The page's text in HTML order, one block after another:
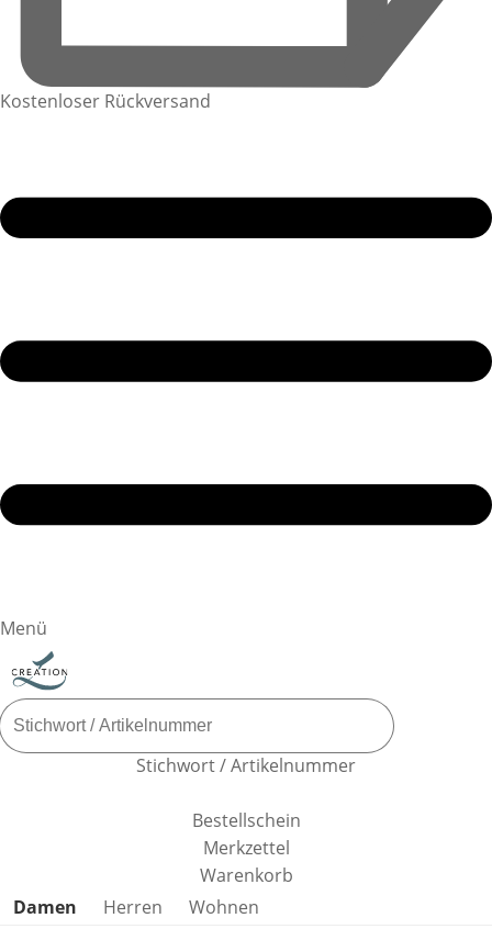
Kostenloser Rückversand
Menü
Stichwort / Artikelnummer
Bestellschein
Merkzettel
Warenkorb
Produktkategorien überspringen
Damen Herren
Wohnen